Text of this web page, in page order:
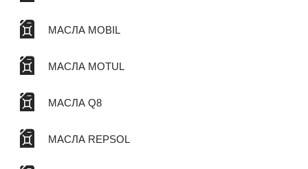
МАСЛА MOBIL
МАСЛА MOTUL
МАСЛА Q8
МАСЛА REPSOL